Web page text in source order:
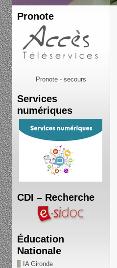
Pronote
Pronote - secours
Services
numériques
CDI – Recherche
Éducation
Nationale
IA Gironde